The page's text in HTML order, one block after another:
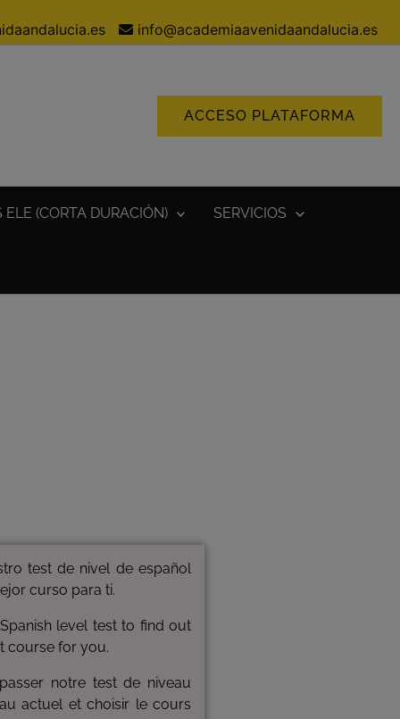
info@academiaavenidaandalucia.es
ACCESO PLATAFORMA
ELE (CORTA DURACIÓN) SERVICIOS
test de nivel de español
curso para ti.
level test to find out
course for you.
notre test de niveau
actuel et choisir le cours